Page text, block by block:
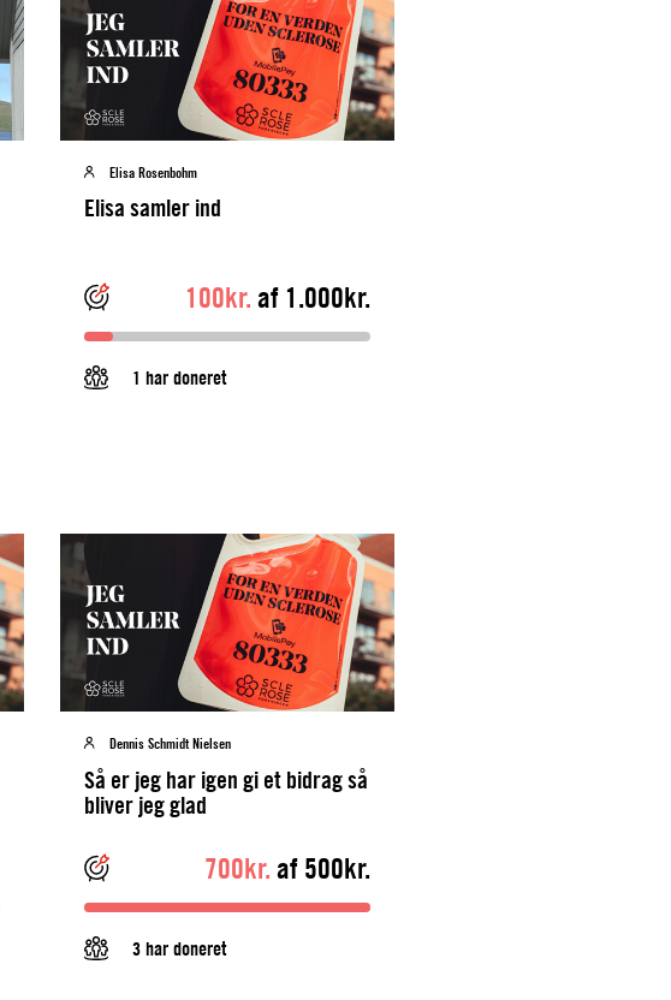
Elisa Rosenbohm
Elisa samler ind
100kr. af 1.000kr.
1 har doneret
Dennis Schmidt Nielsen
Så er jeg har igen gi et bidrag så
bliver jeg glad
700kr. af 500kr.
3 har doneret